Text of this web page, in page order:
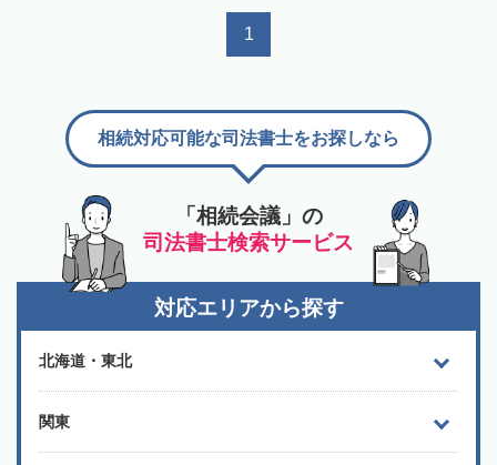
1
「相続会議」の
司法書士検索サービス
相続対応可能な司法書士をお探しなら
対応エリアから探す
北海道・東北
関東